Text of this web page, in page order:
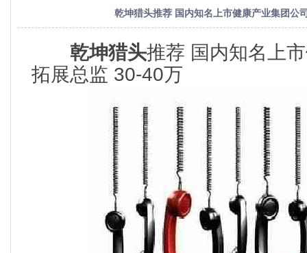
乾坤猎头推荐 国内知名上市健康产业集团公
乾坤猎头推荐 国内知名上
拓展总监 30-40万